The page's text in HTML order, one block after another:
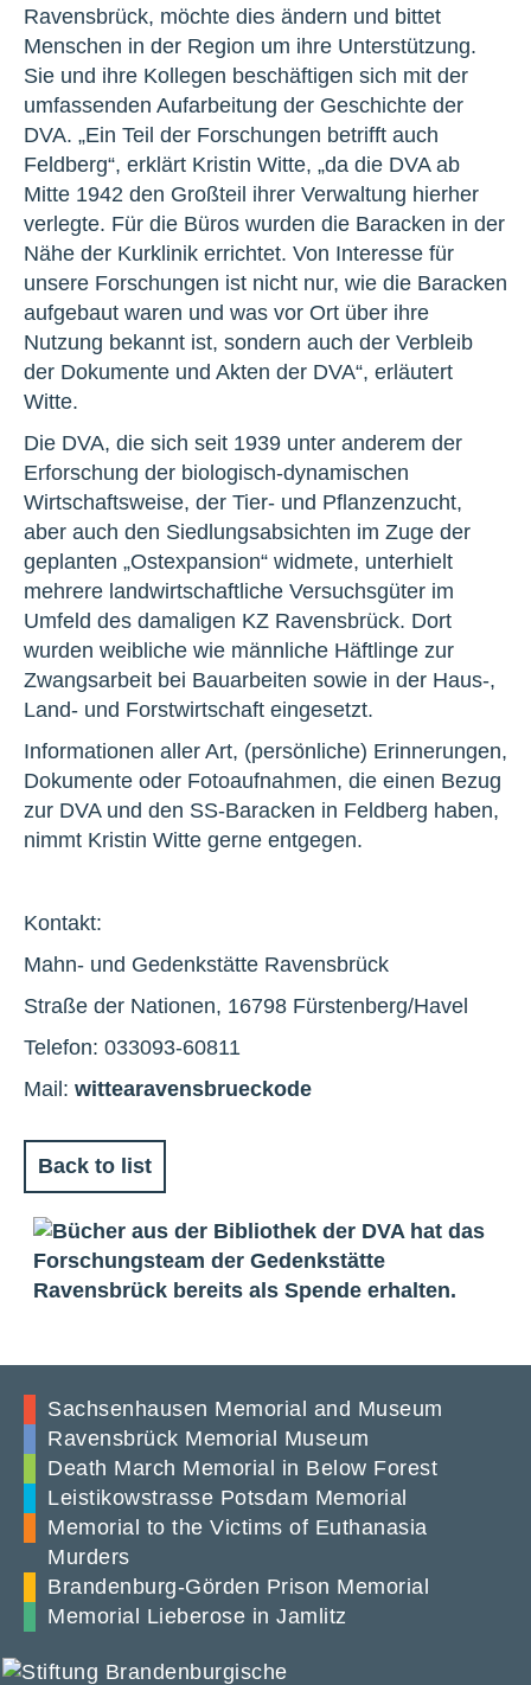
Ravensbrück, möchte dies ändern und bittet
Menschen in der Region um ihre Unterstützung.
Sie und ihre Kollegen beschäftigen sich mit der
umfassenden Aufarbeitung der Geschichte der
DVA. „Ein Teil der Forschungen betrifft auch
Feldberg“, erklärt Kristin Witte, „da die DVA ab
Mitte 1942 den Großteil ihrer Verwaltung hierher
verlegte. Für die Büros wurden die Baracken in der
Nähe der Kurklinik errichtet. Von Interesse für
unsere Forschungen ist nicht nur, wie die Baracken
aufgebaut waren und was vor Ort über ihre
Nutzung bekannt ist, sondern auch der Verbleib
der Dokumente und Akten der DVA“, erläutert
Witte.
Die DVA, die sich seit 1939 unter anderem der
Erforschung der biologisch-dynamischen
Wirtschaftsweise, der Tier- und Pflanzenzucht,
aber auch den Siedlungsabsichten im Zuge der
geplanten „Ostexpansion“ widmete, unterhielt
mehrere landwirtschaftliche Versuchsgüter im
Umfeld des damaligen KZ Ravensbrück. Dort
wurden weibliche wie männliche Häftlinge zur
Zwangsarbeit bei Bauarbeiten sowie in der Haus-,
Land- und Forstwirtschaft eingesetzt.
Informationen aller Art, (persönliche) Erinnerungen,
Dokumente oder Fotoaufnahmen, die einen Bezug
zur DVA und den SS-Baracken in Feldberg haben,
nimmt Kristin Witte gerne entgegen.
Kontakt:
Mahn- und Gedenkstätte Ravensbrück
Straße der Nationen, 16798 Fürstenberg/Havel
Telefon: 033093-60811
Mail: wittearavensbrueckode
Back to list
Sachsenhausen Memorial and Museum
Ravensbrück Memorial Museum
Death March Memorial in Below Forest
Leistikowstrasse Potsdam Memorial
Memorial to the Victims of Euthanasia
Murders
Brandenburg-Görden Prison Memorial
Memorial Lieberose in Jamlitz